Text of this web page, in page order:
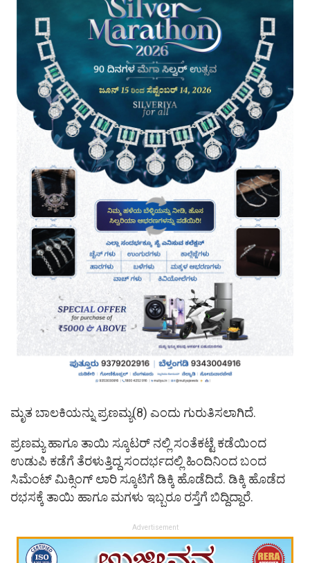
ಮೃತ ಬಾಲಕಿಯನ್ನು ಪ್ರಣಮ್ಯ(8) ಎಂದು ಗುರುತಿಸಲಾಗಿದೆ.
ಪ್ರಣಮ್ಯ ಹಾಗೂ ತಾಯಿ ಸ್ಕೂಟರ್ ನಲ್ಲಿ ಸಂತೆಕಟ್ಟೆ ಕಡೆಯಿಂದ
ಉಡುಪಿ ಕಡೆಗೆ ತೆರಳುತ್ತಿದ್ದ ಸಂದರ್ಭದಲ್ಲಿ ಹಿಂದಿನಿಂದ ಬಂದ
ಸಿಮೆಂಟ್ ಮಿಕ್ಸಿಂಗ್ ಲಾರಿ ಸ್ಕೂಟಿಗೆ ಡಿಕ್ಕಿ ಹೊಡೆದಿದೆ. ಡಿಕ್ಕಿ ಹೊಡೆದ
ರಭಸಕ್ಕೆ ತಾಯಿ ಹಾಗೂ ಮಗಳು ಇಬ್ಬರೂ ರಸ್ತೆಗೆ ಬಿದ್ದಿದ್ದಾರೆ.
Advertisement